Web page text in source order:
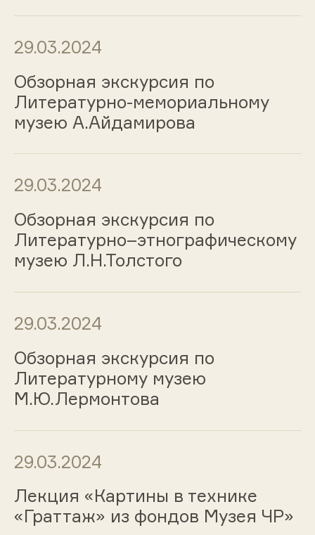
29.03.2024
Обзорная экскурсия по
Литературно-мемориальному
музею А.Айдамирова
29.03.2024
Обзорная экскурсия по
Литературно–этнографическому
музею Л.Н.Толстого
29.03.2024
Обзорная экскурсия по
Литературному музею
М.Ю.Лермонтова
29.03.2024
Лекция «Картины в технике
«Граттаж» из фондов Музея ЧР»